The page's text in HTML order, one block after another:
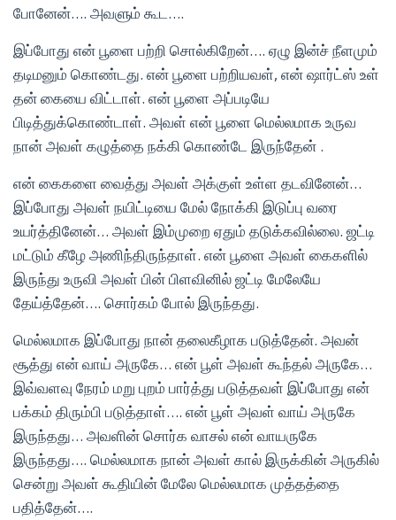
போனேன்…. அவளும் கூட….
இப்போது என் பூளை பற்றி சொல்கிறேன்…. ஏழு இன்ச் நீளமும்
தடிமனும் கொண்டது. என் பூளை பற்றியவள், என் ஷார்ட்ஸ் உள்
தன் கையை விட்டாள். என் பூளை அப்படியே
பிடித்துக்கொண்டாள். அவள் என் பூளை மெல்லமாக உருவ
நான் அவள் கழுத்தை நக்கி கொண்டே இருந்தேன் .
என் கைகளை வைத்து அவள் அக்குள் உள்ள தடவினேன்…
இப்போது அவள் நயிட்டியை மேல் நோக்கி இடுப்பு வரை
உயர்த்தினேன்… அவள் இம்முறை ஏதும் தடுக்கவில்லை. ஜட்டி
மட்டும் கீழே அணிந்திருந்தாள். என் பூளை அவள் கைகளில்
இருந்து உருவி அவள் பின் பிளவினில் ஜட்டி மேலேயே
தேய்த்தேன்…. சொர்கம் போல் இருந்தது.
மெல்லமாக இப்போது நான் தலைகீழாக படுத்தேன். அவன்
சூத்து என் வாய் அருகே… என் பூள் அவள் கூந்தல் அருகே…
இவ்வளவு நேரம் மறு புறம் பார்த்து படுத்தவள் இப்போது என்
பக்கம் திரும்பி படுத்தாள்…. என் பூள் அவள் வாய் அருகே
இருந்தது… அவளின் சொர்க வாசல் என் வாயருகே
இருந்தது…. மெல்லமாக நான் அவள் கால் இருக்கின் அருகில்
சென்று அவள் கூதியின் மேலே மெல்லமாக முத்தத்தை
பதித்தேன்….